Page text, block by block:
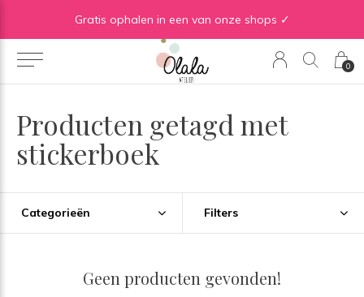
0
Gratis ophalen in een van onze shops ✓
Producten getagd met
stickerboek
Categorieën Filters
Geen producten gevonden!